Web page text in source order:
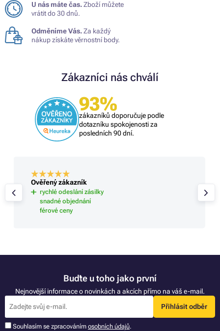
U nás máte čas.Zboží můžete
vrátit do 30 dnů.
Odměníme Vás.Za každý
nákup získáte věrnostní body.
Zákazníci nás chválí
93%
zákazníků doporučuje podle
dotazníku spokojenosti za
posledních 90 dní.
skvělá nabídka, rychlé vyřízení
Buďte u toho jako první
Nejnovější informace o novinkách a akcích přímo na váš e-mail.
Přihlásit odběr
Souhlasím se zpracováním osobních údajů.